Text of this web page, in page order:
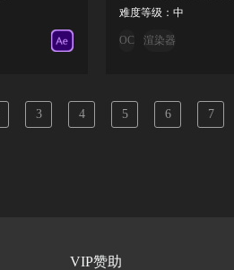
难度等级：中
OC 渲染器
3 4 5 6 7
VIP赞助